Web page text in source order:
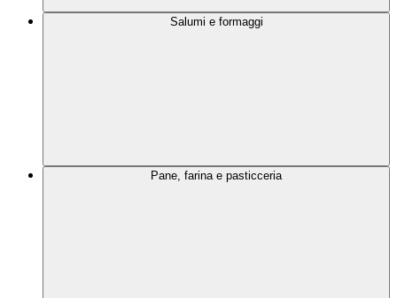
Salumi e formaggi
Pane, farina e pasticceria